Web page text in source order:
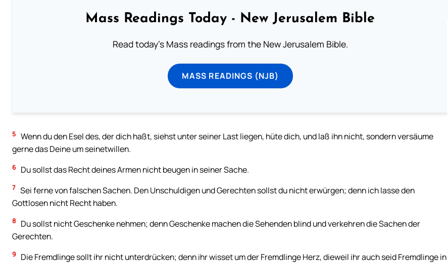
Mass Readings Today - New Jerusalem Bible
Read today's Mass readings from the New Jerusalem Bible.
MASS READINGS (NJB)
5 Wenn du den Esel des, der dich haßt, siehst unter seiner Last liegen, hüte dich, und laß ihn nicht, sondern versäume
gerne das Deine um seinetwillen.
6 Du sollst das Recht deines Armen nicht beugen in seiner Sache.
7 Sei ferne von falschen Sachen. Den Unschuldigen und Gerechten sollst du nicht erwürgen; denn ich lasse den
Gottlosen nicht Recht haben.
8
Du sollst nicht Geschenke nehmen; denn Geschenke machen die Sehenden blind und verkehren die Sachen der
Gerechten.
9
Die Fremdlinge sollt ihr nicht unterdrücken; denn ihr wisset um der Fremdlinge Herz, dieweil ihr auch seid Fremdlinge in